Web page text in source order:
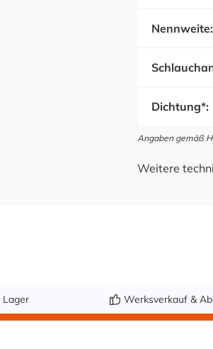
Nennweite:
Dichtung*:
Angaben gemäß
Weitere
Lager Werksverkauf &